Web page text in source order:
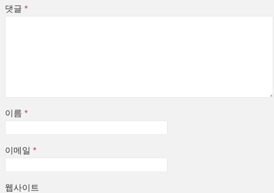
댓글 *
이름 *
이메일 *
웹사이트